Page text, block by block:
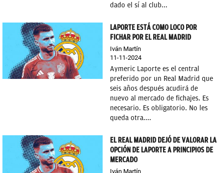
dado el sí al club...
LAPORTE ESTÁ COMO LOCO POR
FICHAR POR EL REAL MADRID
Iván Martín
11-11-2024
Aymeric Laporte es el central
preferido por un Real Madrid que
seis años después acudirá de
nuevo al mercado de fichajes. Es
necesario. Es obligatorio. No les
queda otra....
EL REAL MADRID DEJÓ DE VALORAR LA
OPCIÓN DE LAPORTE A PRINCIPIOS DE
MERCADO
Iván Martín